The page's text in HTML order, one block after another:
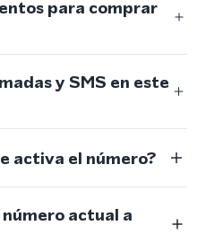
para comprar
y SMS en este
activa el número?
actual a